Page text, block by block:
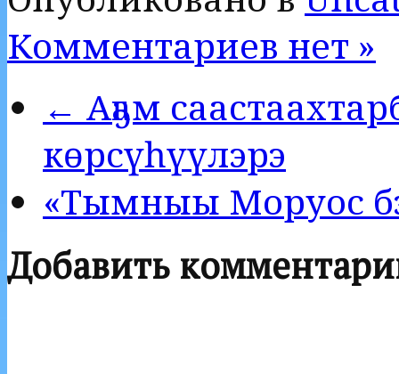
Комментариев нет »
← Аҕам
көрсүһүүлэрэ
«Тымныы Моруос
Добавить